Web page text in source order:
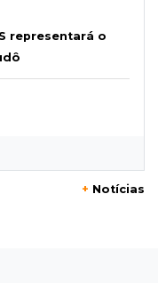
representará o
no Rubens
+ Notícias